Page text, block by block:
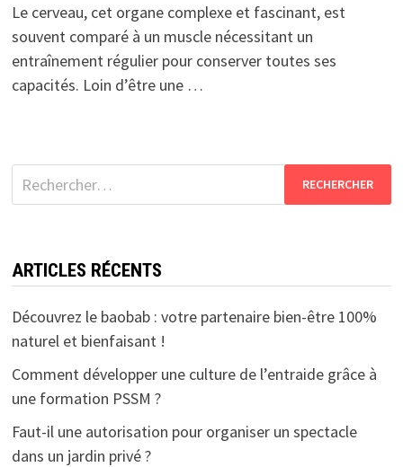
Le cerveau, cet organe complexe et fascinant, est
souvent comparé à un muscle nécessitant un
entraînement régulier pour conserver toutes ses
capacités. Loin d’être une …
Rechercher :
ARTICLES RÉCENTS
Découvrez le baobab : votre partenaire bien-être 100%
naturel et bienfaisant !
Comment développer une culture de l’entraide grâce à
une formation PSSM ?
Faut-il une autorisation pour organiser un spectacle
dans un jardin privé ?